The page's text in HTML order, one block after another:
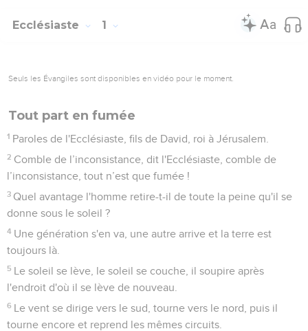
Ecclésiaste 1
Seuls les Évangiles sont disponibles en vidéo pour le moment.
Tout part en fumée
1 Paroles de l'Ecclésiaste, fils de David, roi à Jérusalem.
2 Comble de l’inconsistance, dit l'Ecclésiaste, comble de
l’inconsistance, tout n’est que fumée !
3 Quel avantage l'homme retire-t-il de toute la peine qu'il se
donne sous le soleil ?
4 Une génération s'en va, une autre arrive et la terre est
toujours là.
5 Le soleil se lève, le soleil se couche, il soupire après
l'endroit d'où il se lève de nouveau.
6 Le vent se dirige vers le sud, tourne vers le nord, puis il
tourne encore et reprend les mêmes circuits.